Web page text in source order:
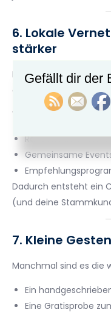
6. Lokale
stärker
Du bist nicht allein auf
anderen lokalen
Vielleicht gibts Cross-
Rabattaktionen mit
Gemeinsame
Dadurch entsteht ein
(und deine
7. Kleine
Manchmal sind es die
Ein
Eine Gratisprobe
Gefällt dir der